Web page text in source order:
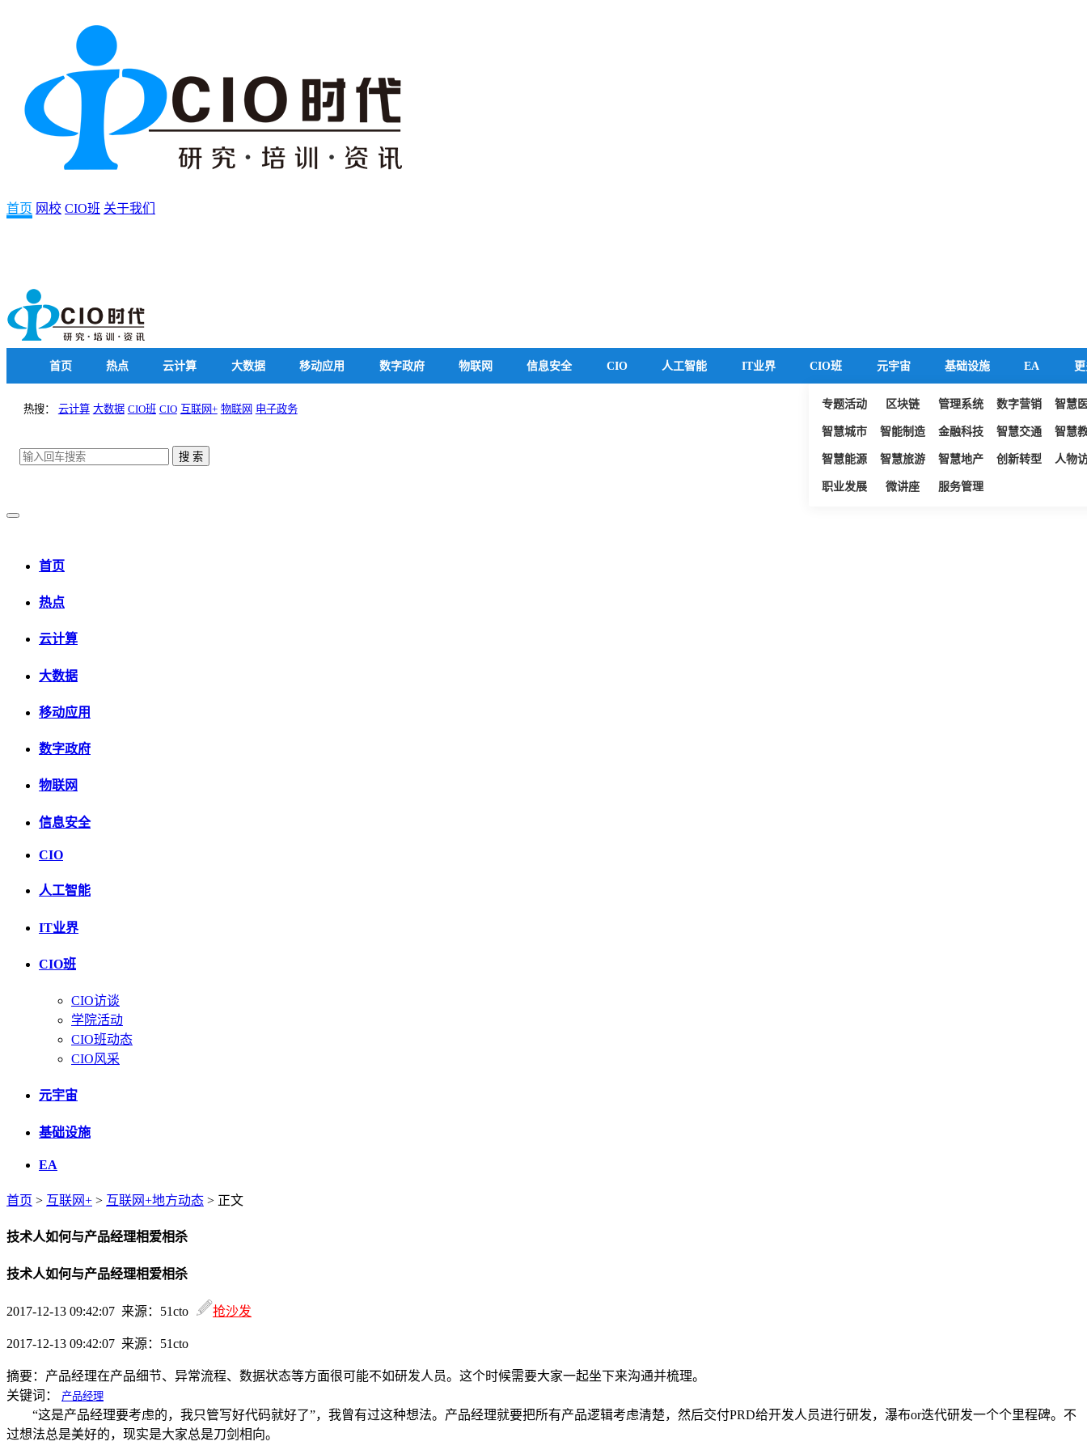
首页 网校 CIO班 关于我们
首页 热点 云计算 大数据 移动应用 数字政府 物联网 信息安全 CIO 人工智能 IT业界 CIO班 元宇宙 基础设施 EA
专题活动 区块链 管理系统 数字营销 智慧
智慧城市 智能制造 金融科技 智慧交通 智慧
智慧能源 智慧旅游 智慧地产 创新转型 人物
职业发展 微讲座 服务管理
热搜： 云计算 大数据 CIO班 CIO 互联网+ 物联网 电子政务
首页
热点
云计算
大数据
移动应用
数字政府
物联网
信息安全
CIO
人工智能
IT业界
CIO班
CIO访谈
学院活动
CIO班动态
CIO风采
元宇宙
基础设施
EA
首页 > 互联网+ > 互联网+地方动态 > 正文
技术人如何与产品经理相爱相杀
技术人如何与产品经理相爱相杀
2017-12-13 09:42:07 来源：51cto 抢沙发
2017-12-13 09:42:07 来源：51cto
摘要： 产品经理在产品细节、异常流程、数据状态等方面很可能不如研发人员。这个时候需要大家一起坐下来沟通并梳理。
关键词：
产品经理
“这是产品经理要考虑的，我只管写好代码就好了”，我曾有过这种想法。产品经理就要把所有产品逻辑考虑清楚，然后交付PRD给开发人员进行研发，瀑布or迭代研发一个个里程碑。不
过想法总是美好的，现实是大家总是刀剑相向。